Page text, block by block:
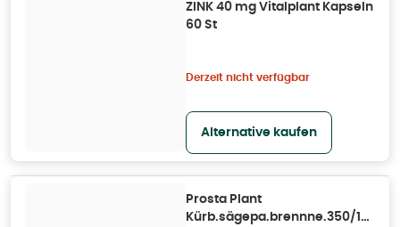
ZINK 40 mg Vitalplant Kapseln
60 St
Derzeit nicht verfügbar
Alternative kaufen
Prosta Plant
Kürb.sägepa.brennne.350/160